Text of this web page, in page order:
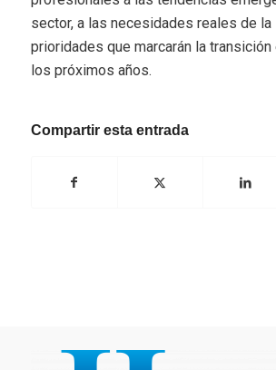
sector, a las necesidades reales de la
prioridades que marcarán la
los próximos años.
Compartir esta entrada